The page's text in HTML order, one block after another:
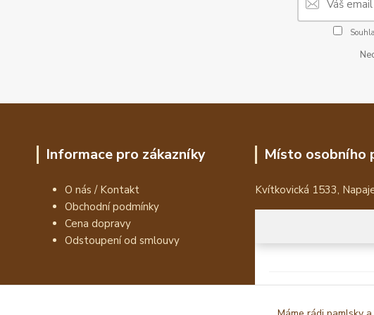
Informace pro zákazníky
O nás / Kontakt
Obchodní podmínky
Cena dopravy
Odstoupení od smlouvy
Místo osobního
Kvítkovická 1533,